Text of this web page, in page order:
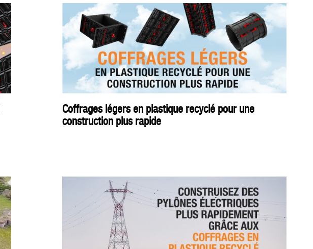
Coffrages légers en plastique recyclé pour une
construction plus rapide